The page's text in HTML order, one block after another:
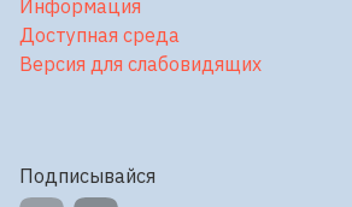
Информация
Доступная среда
Версия для слабовидящих
Подписывайся